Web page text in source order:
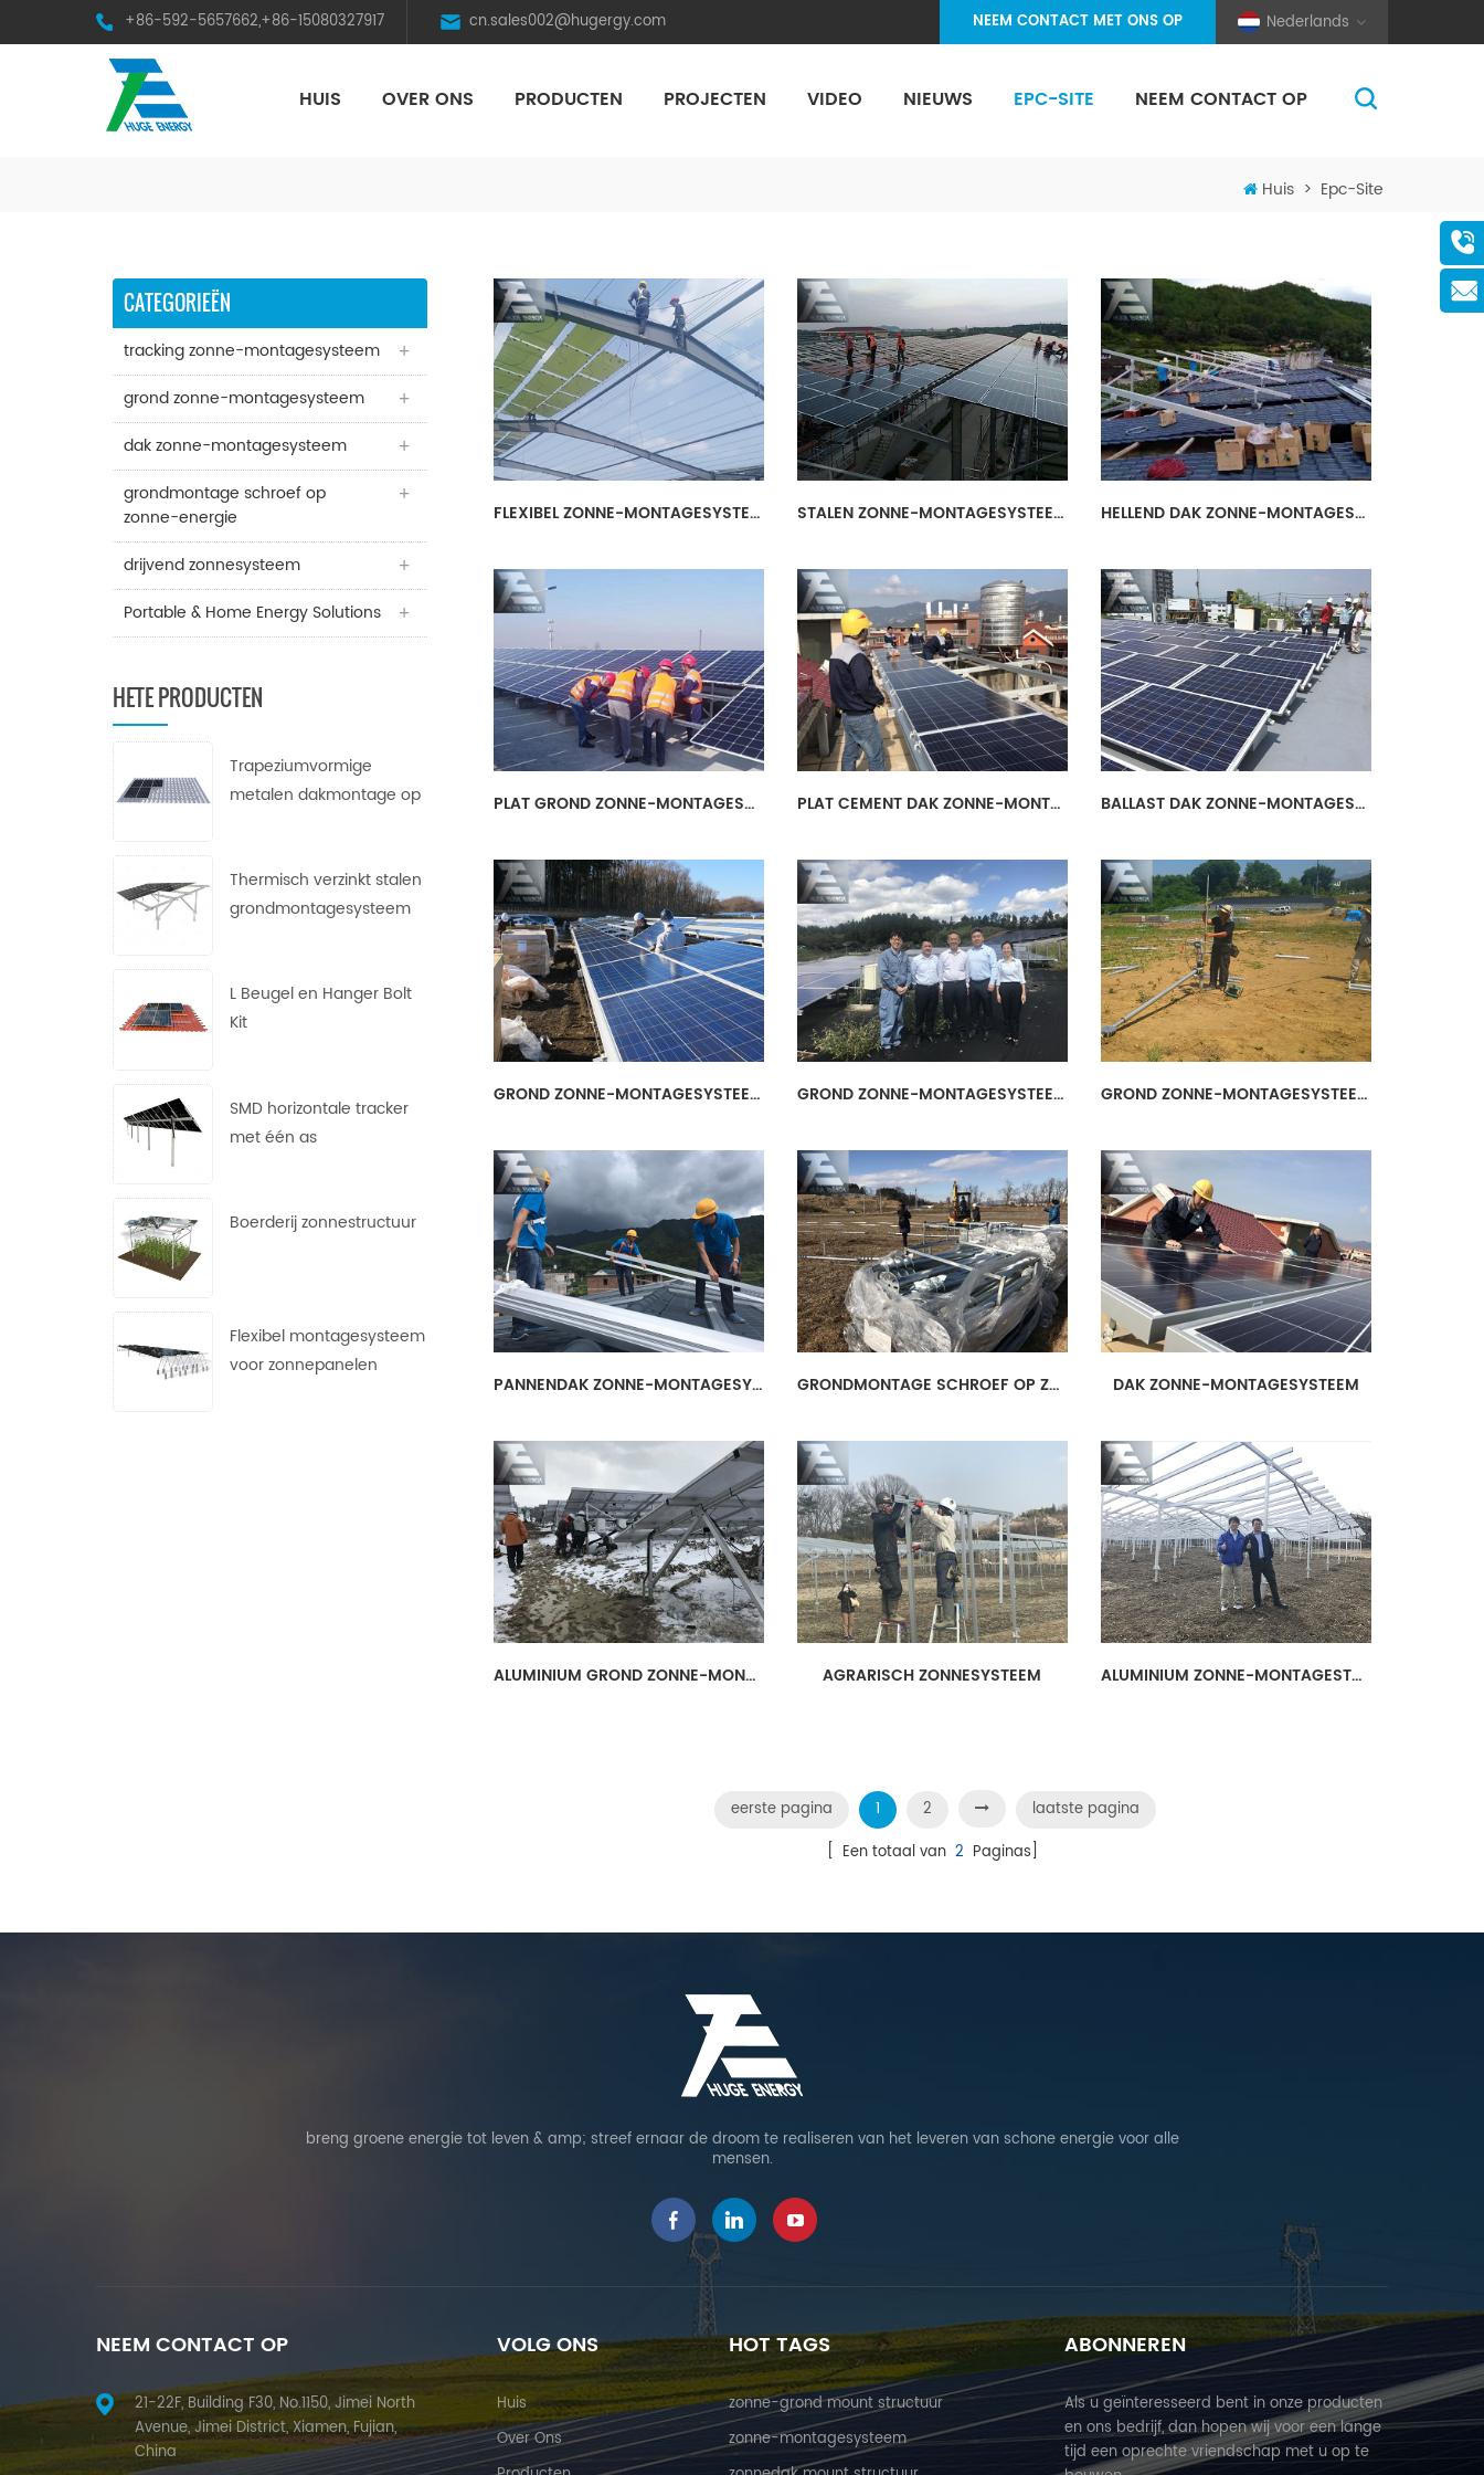
+86-592-5657662,+86-15080327917 cn.sales002@hugergy.com Nederlands
NEEM CONTACT MET ONS OP
HUIS OVER ONS PRODUCTEN PROJECTEN VIDEO NIEUWS EPC-SITE NEEM CONTACT OP
Huis > Epc-Site
CATEGORIEËN
tracking zonne-montagesysteem
grond zonne-montagesysteem
dak zonne-montagesysteem
grondmontage schroef op
zonne-energie
drijvend zonnesysteem
Portable & Home Energy Solutions
HETE PRODUCTEN
Trapeziumvormige
metalen dakmontage op
Thermisch verzinkt stalen
grondmontagesysteem
L Beugel en Hanger Bolt
Kit
SMD horizontale tracker
met één as
Boerderij zonnestructuur
Flexibel montagesysteem
voor zonnepanelen
FLEXIBEL ZONNE-MONTAGESYSTEEM STALEN ZONNE-MONTAGESYSTEEM HELLEND DAK ZONNE-MONTAGESYSTEEM
PLAT GROND ZONNE-MONTAGESYSTEEM PLAT CEMENT DAK ZONNE-MONTAGESYSTEEM BALLAST DAK ZONNE-MONTAGESYSTEEM
GROND ZONNE-MONTAGESYSTEEM GROND ZONNE-MONTAGESYSTEEM GROND ZONNE-MONTAGESYSTEEM
PANNENDAK ZONNE-MONTAGESYSTEEM GRONDMONTAGE SCHROEF OP ZONNE-ENERGIE DAK ZONNE-MONTAGESYSTEEM
ALUMINIUM GROND ZONNE-MONTAGE AGRARISCH ZONNESYSTEEM ALUMINIUM ZONNE-MONTAGESTRUCTUUR
eerste pagina 1 2
laatste pagina
[ Een totaal van 2 Paginas]
breng groene energie tot leven & amp; streef ernaar de droom te realiseren van het leveren van schone energie voor alle
mensen.
NEEM CONTACT OP
21-22F, Building F30, No.1150, Jimei North
Avenue, Jimei District, Xiamen, Fujian,
China
VOLG ONS
Huis
Over Ons
HOT TAGS
zonne-grond mount structuur
zonne-montagesysteem
ABONNEREN
Als u geïnteresseerd bent in onze producten
en ons bedrijf, dan hopen wij voor een lange
tijd een oprechte vriendschap met u op te